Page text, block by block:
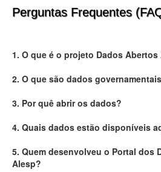
Lei de Acesso à Informação
Administração
Perguntas Frequentes
1. O que é o projeto Dados Abertos
2. O que são dados
3. Por quê abrir os dados?
4. Quais dados estão disponíveis
5. Quem desenvolveu o Portal dos
Alesp?